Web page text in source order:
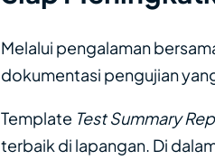
Melalui pengalaman
dokumentasi pengujian
Template Test Summary
terbaik di lapangan. Di